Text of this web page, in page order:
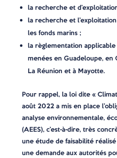
la recherche et
la recherche et
les fonds marins ;
la règlementation
menées en Guadeloupe, en
La Réunion et à Mayotte.
Pour rappel, la loi dite «
août 2022 a mis en place
analyse environnementale,
(AEES), c’est-à-dire, très
une étude de faisabilité
une demande aux autorités